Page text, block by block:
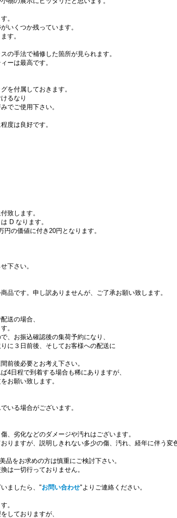
。
いくつか残っています。
す。
の手法で補修した箇所が見られます。
ーは最高です。
を付属しておきます。
るなり
でご使用下さい。
度は良好です。
致します。
D なります。
の価値に付き20円となります。
下さい。
品です。申し訳ありませんが、ご了承お願い致します。
送の場合、
。
、お振込確認後の集荷予約になり、
に３日前後、そしてお客様への配送に
前後必要とお考え下さい。
4日程で到着する場合も稀にありますが、
お願い致します。
いる場合がございます。
、劣化などのダメージや汚れはございます。
りますが、説明しきれない多少の傷、汚れ、経年に伴う
品をお求めの方は慎重にご検討下さい。
は一切行っておりません。
ましたら、"お問い合わせ"よりご連絡ください。
。
しておりますが、